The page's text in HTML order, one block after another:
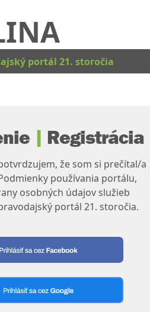
portál 21. storočia
| Registrácia
že som si prečítal/a
používania portálu,
osobných údajov služieb
portál 21. storočia.